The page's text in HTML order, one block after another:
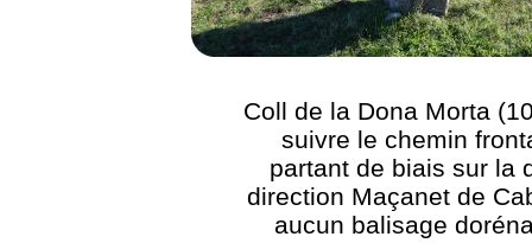
Coll de la Dona Morta
suivre le chemin
partant de biais sur la
direction Maçanet de
aucun balisage